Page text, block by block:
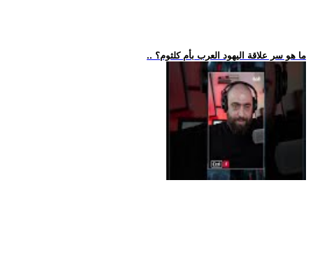
.. ما هو سر علاقة اليهود العرب بأم كلثوم؟